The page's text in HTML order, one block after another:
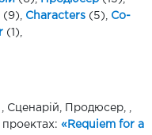
(9), Characters (5), Co-
(1),
Продюсер, ,
проектах: «Requiem for a